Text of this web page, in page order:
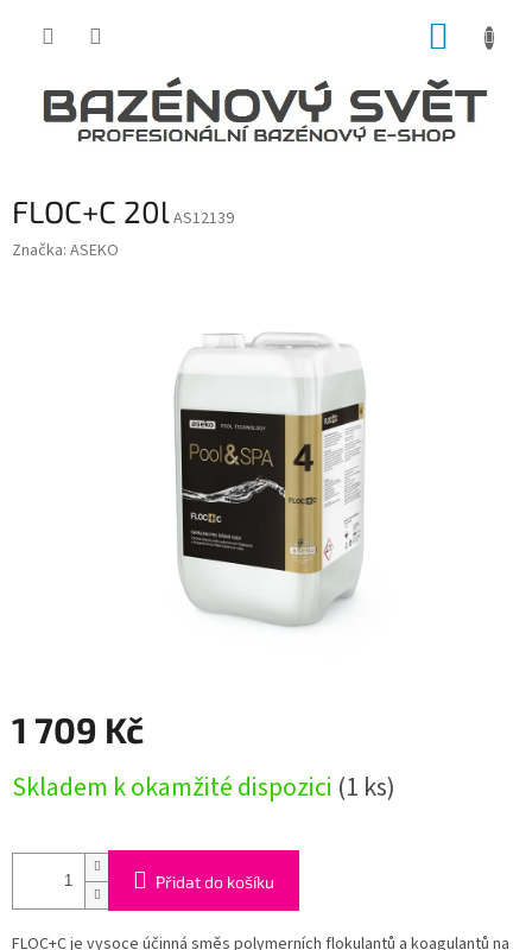
FLOC+C 20lAS12139
Značka: ASEKO
1 709 Kč
cena:
Skladem k okamžité dispozici (1 ks)
Přidat do košíku
FLOC+C je vysoce účinná směs polymerních flokulantů a koagulantů na